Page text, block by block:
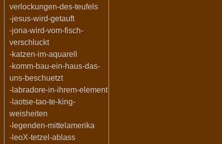
verlockungen-des-teufels
-jesus-wird-getauft
-jona-wird-vom-fisch-
verschluckt
-katzen-im-aquarell
-komm-bau-ein-haus-das-
uns-beschuetzt
-labradore-in-ihrem-element
-laotse-tao-te-king-
weisheiten
-legenden-mittelamerika
-leoX-tetzel-ablass